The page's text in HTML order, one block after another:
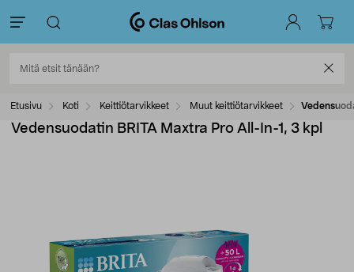
Etusivu Koti Keittiötarvikkeet Muut keittiötarvikkeet
Vedensuodatin BRITA Maxtra Pro All-In-1, 3 kpl